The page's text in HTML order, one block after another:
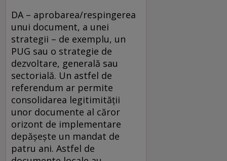
DA – aprobarea/respingerea
unui document, a unei
strategii – de exemplu, un
PUG sau o strategie de
dezvoltare, generală sau
sectorială. Un astfel de
referendum ar permite
consolidarea legitimității
unor documente al căror
orizont de implementare
depășește un mandat de
patru ani. Astfel de